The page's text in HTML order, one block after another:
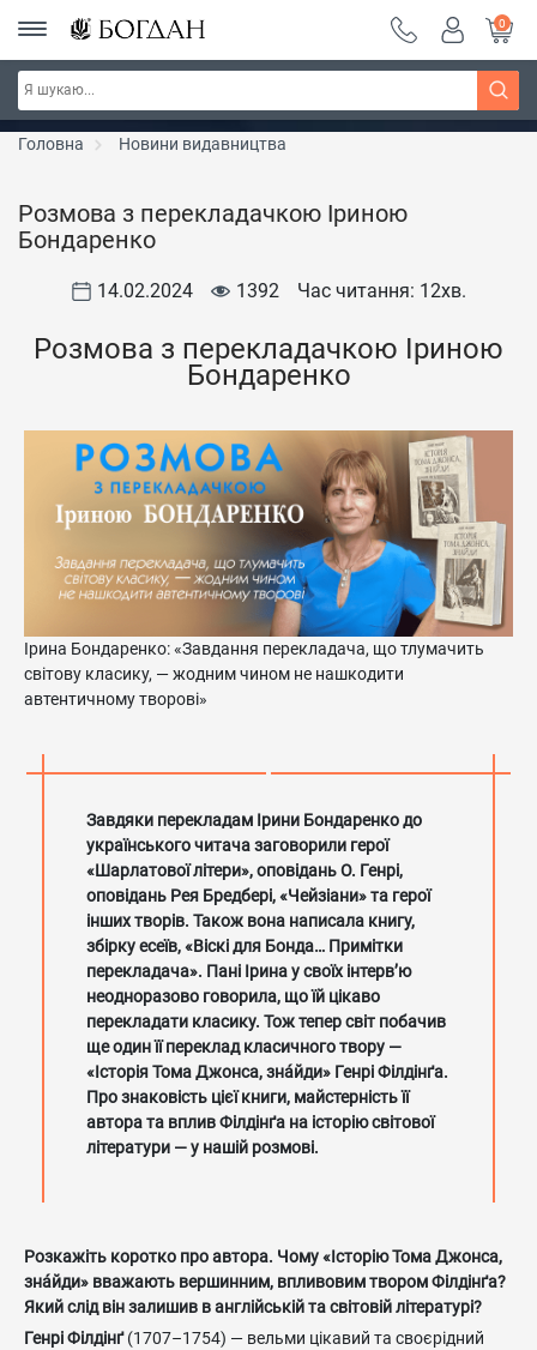
РОЗПРОДАЖ ~ 150 грн ~ 200 грн ~ 250 грн ~
300 грн ~ РОЗПРОДАЖ
Дізнатись більше
0
Головна Новини видавництва
Розмова з перекладачкою Іриною
Бондаренко
14.02.2024 1392 Час читання: 12хв.
Розмова з перекладачкою Іриною
Бондаренко
Ірина Бондаренко: «Завдання перекладача, що тлумачить
світову класику, — жодним чином не нашкодити
автентичному творові»
Завдяки перекладам Ірини Бондаренко до
українського читача заговорили герої
«Шарлатової літери», оповідань О. Генрі,
оповідань Рея Бредбері, «Чейзіани» та герої
інших творів. Також вона написала книгу,
збірку есеїв, «Віскі для Бонда… Примітки
перекладача». Пані Ірина у своїх інтерв’ю
неодноразово говорила, що їй цікаво
перекладати класику. Тож тепер світ побачив
ще один її переклад класичного твору —
«Історія Тома Джонса, знáйди» Генрі Філдінґа.
Про знаковість цієї книги, майстерність її
автора та вплив Філдінґа на історію світової
літератури — у нашій розмові.
Розкажіть коротко про автора. Чому «Історію Тома Джонса,
знáйди» вважають вершинним, впливовим твором Філдінґа?
Який слід він залишив в англійській та світовій літературі?
Генрі Філдінґ(1707–1754) — вельми цікавий та своєрідний